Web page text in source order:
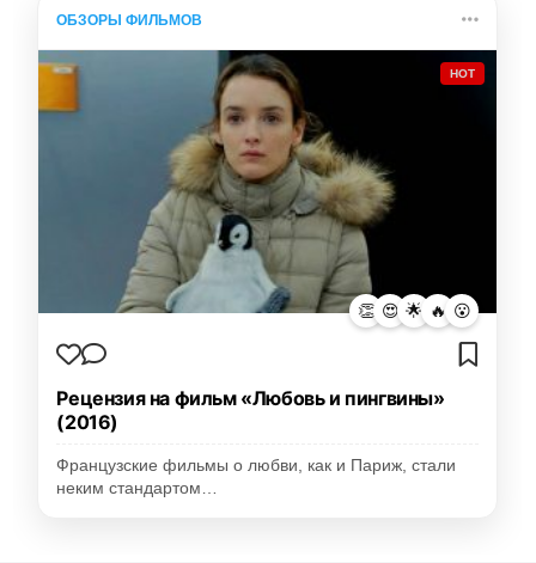
ОБЗОРЫ ФИЛЬМОВ
HOT
👏 😍 🌟 🔥 😮
Рецензия на фильм «Любовь и пингвины»
(2016)
Французские фильмы о любви, как и Париж, стали
неким стандартом…